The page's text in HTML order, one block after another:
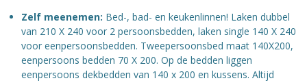
Zelf meenemen: Bed-, bad- en keukenlinnen! Laken dubbel
van 210 X 240 voor 2 persoonsbedden, laken single 140 X 240
voor eenpersoonsbedden. Tweepersoonsbed maat 140X200,
eenpersoons bedden 70 X 200. Op de bedden liggen
eenpersoons dekbedden van 140 x 200 en kussens. Altijd